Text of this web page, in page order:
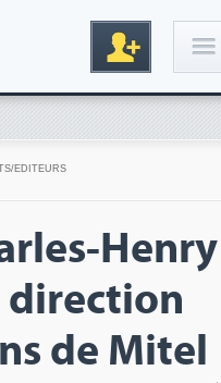
Inscription
EDITEURS
Henry
direction
de Mitel